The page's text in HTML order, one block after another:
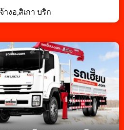
างอ,สิเกา บริก